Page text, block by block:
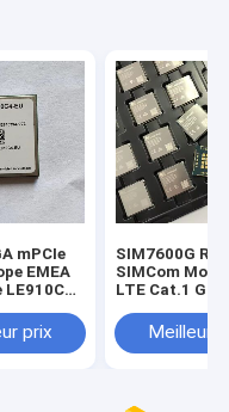
mPCIe
EMEA
prix
SIM7600G R2
SIMCom
LTE Cat.1
Montante
Optionnel
Meilleur